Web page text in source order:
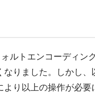
ルトエンコーディン
りました。しかし、
り以上の操作が必要